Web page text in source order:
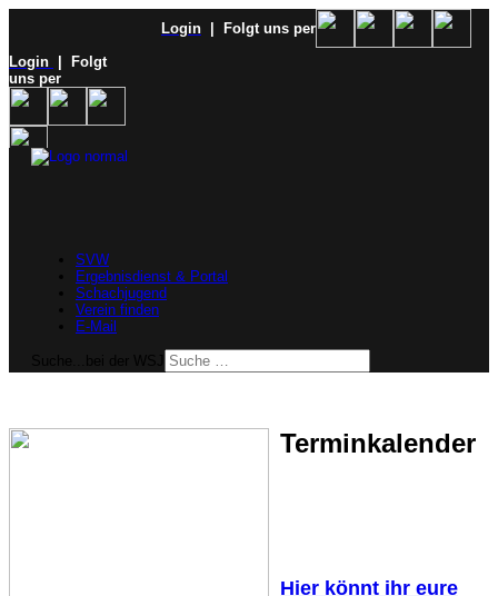
Login
| Folgt uns per
Login
| Folgt
uns per
SVW
Ergebnisdienst & Portal
Schachjugend
Verein finden
E-Mail
Terminkalender
Hier könnt ihr eure